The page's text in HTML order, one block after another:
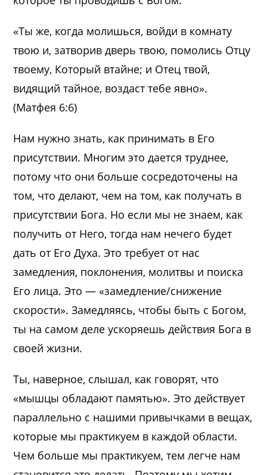
«Ты же, когда молишься, войди в комнату
твою и, затворив дверь твою, помолись Отцу
твоему, Который втайне; и Отец твой,
видящий тайное, воздаст тебе явно».
(Матфея 6:6)
Нам нужно знать, как принимать в Его
присутствии. Многим это дается труднее,
потому что они больше сосредоточены на
том, что делают, чем на том, как получать в
присутствии Бога. Но если мы не знаем, как
получить от Него, тогда нам нечего будет
дать от Его Духа. Это требует от нас
замедления, поклонения, молитвы и поиска
Его лица. Это — «замедление/снижение
скорости». Замедляясь, чтобы быть с Богом,
ты на самом деле ускоряешь действия Бога в
своей жизни.
Ты, наверное, слышал, как говорят, что
«мышцы обладают памятью». Это действует
параллельно с нашими привычками в вещах,
которые мы практикуем в каждой области.
Чем больше мы практикуем, тем легче нам